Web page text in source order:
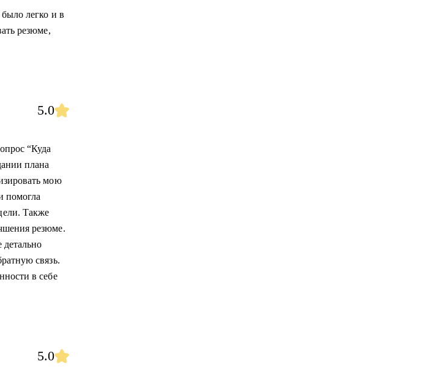
легко и в
резюме,
5.0
“Куда
плана
мою
помогла
Также
резюме.
связь.
в себе
5.0